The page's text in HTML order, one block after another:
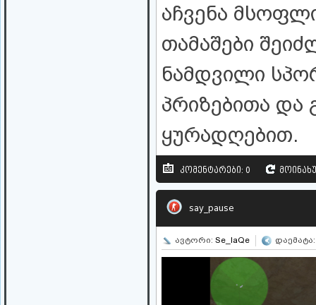
აჩვენა
თამაშები
ნამდვილი
პრიზებითა
ყურადღებით.
კომენტარები: 0
say_pause
ავტორი: Se_IaQe დაემატა: